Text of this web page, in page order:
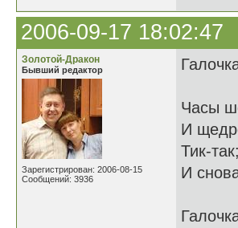
2006-09-17 18:02:47
Золотой-Дракон
Бывший редактор
Зарегистрирован: 2006-08-15
Сообщений: 3936
И
Тик-
И